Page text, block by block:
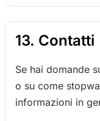
13. Contatti
Se hai domande
o su come
informazioni in